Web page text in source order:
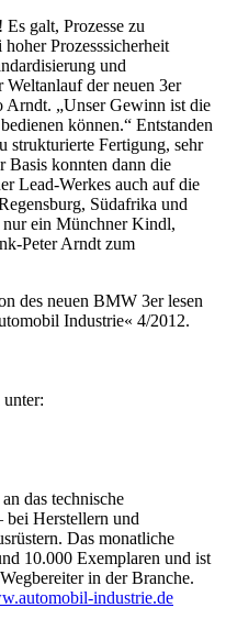
galt, Prozesse zu
Prozesssicherheit
und
der neuen 3er
Arndt. „Unser Gewinn ist die
können.“ Entstanden
strukturierte Fertigung, sehr
Basis konnten dann die
Lead-Werkes auch auf die
Südafrika und
nur ein Münchner Kindl,
Peter Arndt zum
des neuen BMW 3er lesen
Industrie« 4/2012.
unter:
das technische
bei Herstellern und
Das monatliche
10.000 Exemplaren und ist
in der Branche.
industrie.de